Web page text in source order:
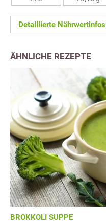
Detaillierte Nährwertinfos
ÄHNLICHE REZEPTE
BROKKOLI SUPPE